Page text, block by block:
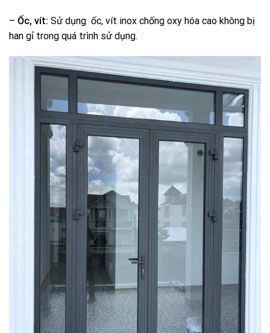
– Ốc, vít: Sử dụng ốc, vít inox chống oxy hóa cao không bị
han gỉ trong quá trình sử dụng.